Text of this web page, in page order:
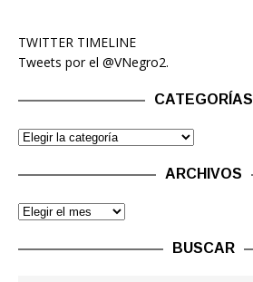
TWITTER TIMELINE
Tweets por el @VNegro2.
CATEGORÍAS
ARCHIVOS
BUSCAR